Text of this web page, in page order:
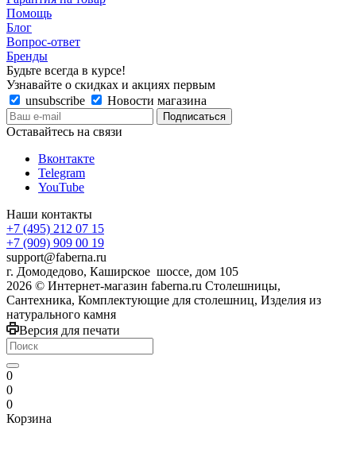
Помощь
Блог
Вопрос-ответ
Бренды
Будьте всегда в курсе!
Узнавайте о скидках и акциях первым
unsubscribe
Новости магазина
Оставайтесь на связи
Вконтакте
Telegram
YouTube
Наши контакты
+7 (495) 212 07 15
+7 (909) 909 00 19
support@faberna.ru
г. Домодедово, Каширское шоссе, дом 105
2026 © Интернет-магазин faberna.ru Столешницы,
Сантехника, Комплектующие для столешниц, Изделия из
натурального камня
Версия для печати
0
0
0
Корзина